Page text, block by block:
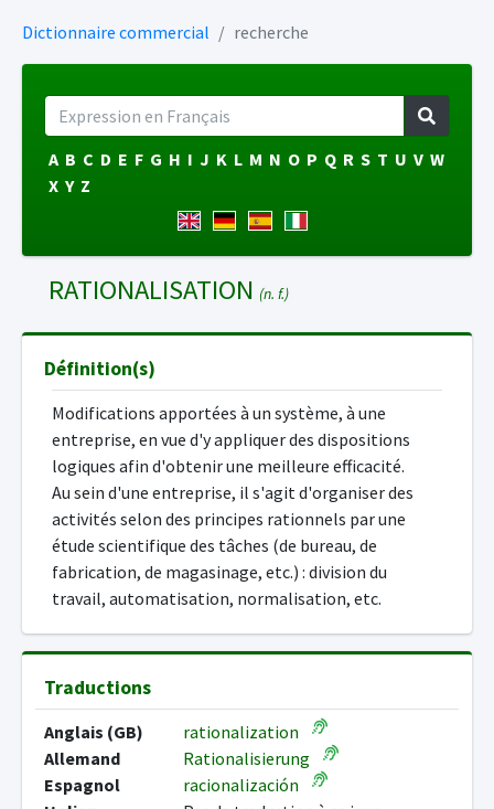
Dictionnaire commercial recherche
A B C D E F G H I J K L M N O P Q R S T U V W
X Y Z
RATIONALISATION (n. f.)
Définition(s)
Modifications apportées à un système, à une
entreprise, en vue d'y appliquer des dispositions
logiques afin d'obtenir une meilleure efficacité.
Au sein d'une entreprise, il s'agit d'organiser des
activités selon des principes rationnels par une
étude scientifique des tâches (de bureau, de
fabrication, de magasinage, etc.) : division du
travail, automatisation, normalisation, etc.
Traductions
Anglais (GB)
rationalization
Allemand
Rationalisierung
Espagnol
racionalización